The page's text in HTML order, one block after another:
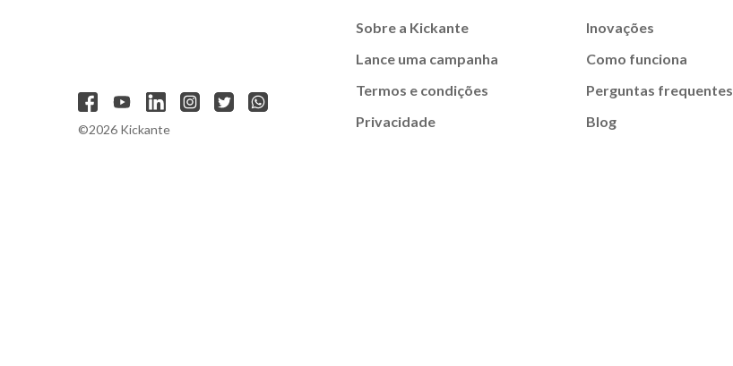
©2026 Kickante
Sobre a Kickante
Lance uma campanha
Termos e condições
Privacidade
Inovações
Como funciona
Perguntas frequentes
Blog